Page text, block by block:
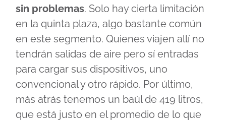
sin problemas. Solo hay cierta limitación
en la quinta plaza, algo bastante común
en este segmento. Quienes viajen allí no
tendrán salidas de aire pero sí entradas
para cargar sus dispositivos, uno
convencional y otro rápido. Por último,
más atrás tenemos un baúl de 419 litros,
que está justo en el promedio de lo que